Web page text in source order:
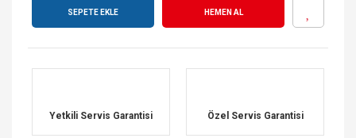
SEPETE EKLE HEMEN AL
Yetkili Servis Garantisi Özel Servis Garantisi